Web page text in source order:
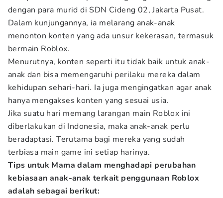
dengan para murid di SDN Cideng 02, Jakarta Pusat.
Dalam kunjungannya, ia melarang anak-anak
menonton konten yang ada unsur kekerasan, termasuk
bermain Roblox.
Menurutnya, konten seperti itu tidak baik untuk anak-
anak dan bisa memengaruhi perilaku mereka dalam
kehidupan sehari-hari. Ia juga mengingatkan agar anak
hanya mengakses konten yang sesuai usia.
Jika suatu hari memang larangan main Roblox ini
diberlakukan di Indonesia, maka anak-anak perlu
beradaptasi. Terutama bagi mereka yang sudah
terbiasa main game ini setiap harinya.
Tips untuk Mama dalam menghadapi perubahan
kebiasaan anak-anak terkait penggunaan Roblox
adalah sebagai berikut: